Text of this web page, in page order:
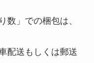
」での梱包は、
送もしくは郵送